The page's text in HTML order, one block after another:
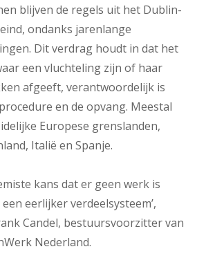
blijven de regels uit het Dublin-
ondanks jarenlange
Dit verdrag houdt in dat het
een vluchteling zijn of haar
afgeeft, verantwoordelijk is
en de opvang. Meestal
Europese grenslanden,
Italië en Spanje.
kans dat er geen werk is
eerlijker verdeelsysteem’,
Candel, bestuursvoorzitter van
Nederland.